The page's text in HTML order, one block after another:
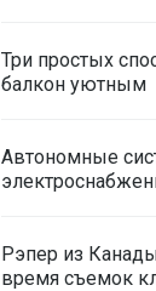
Три простых
балкон уютным
Автономные
Рэпер из
время съемок